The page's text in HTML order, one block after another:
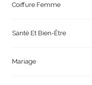
Coiffure Femme
Santé Et Bien-Être
Mariage